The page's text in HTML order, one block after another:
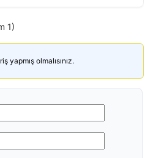
1)
yapmış olmalısınız.